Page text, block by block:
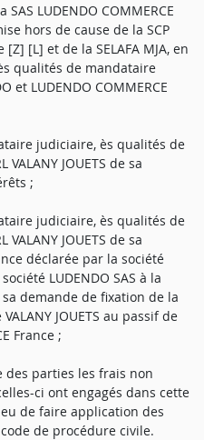
LUDENDO COMMERCE
hors de cause de la SCP
[L] et de la SELAFA MJA, en
qualités de mandataire
et LUDENDO COMMERCE
judiciaire, ès qualités de
JOUETS de sa
;
judiciaire, ès qualités de
JOUETS de sa
déclarée par la société
LUDENDO SAS à la
demande de fixation de la
JOUETS au passif de
France ;
des parties les frais non
ci ont engagés dans cette
de faire application des
de procédure civile.